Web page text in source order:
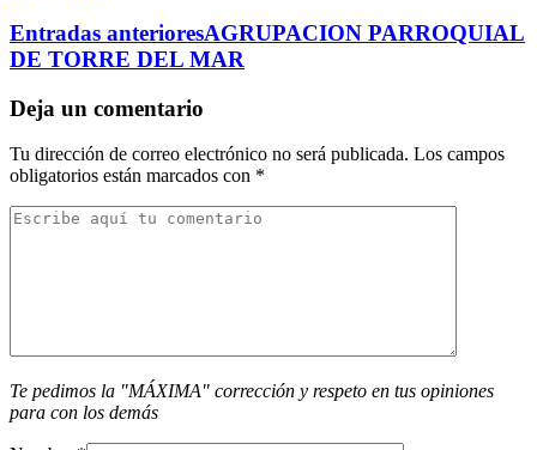
Entradas anterioresAGRUPACION PARROQUIAL
DE TORRE DEL MAR
Deja un comentario
Tu dirección de correo electrónico no será publicada. Los campos
obligatorios están marcados con *
Te pedimos la "MÁXIMA" corrección y respeto en tus opiniones
para con los demás